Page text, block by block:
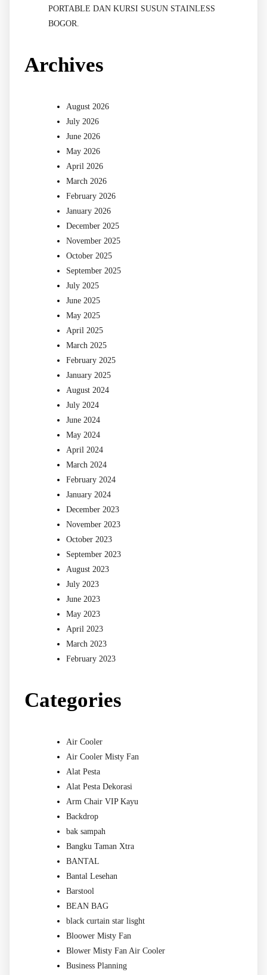
PORTABLE DAN KURSI SUSUN STAINLESS
BOGOR.
Archives
August 2026
July 2026
June 2026
May 2026
April 2026
March 2026
February 2026
January 2026
December 2025
November 2025
October 2025
September 2025
July 2025
June 2025
May 2025
April 2025
March 2025
February 2025
January 2025
August 2024
July 2024
June 2024
May 2024
April 2024
March 2024
February 2024
January 2024
December 2023
November 2023
October 2023
September 2023
August 2023
July 2023
June 2023
May 2023
April 2023
March 2023
February 2023
Categories
Air Cooler
Air Cooler Misty Fan
Alat Pesta
Alat Pesta Dekorasi
Arm Chair VIP Kayu
Backdrop
bak sampah
Bangku Taman Xtra
BANTAL
Bantal Lesehan
Barstool
BEAN BAG
black curtain star lisght
Bloower Misty Fan
Blower Misty Fan Air Cooler
Business Planning